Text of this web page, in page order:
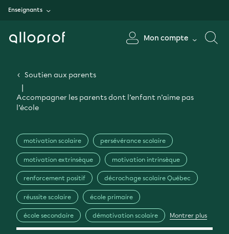
Enseignants
Mon compte
Soutien aux parents
Accompagner les parents dont l’enfant n’aime pas
l’école
motivation scolaire persévérance scolaire
motivation extrinsèque motivation intrinsèque
renforcement positif décrochage scolaire Québec
réussite scolaire école primaire
école secondaire démotivation scolaire Montrer plus